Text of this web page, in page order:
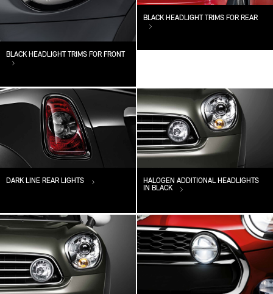
BLACK HEADLIGHT TRIMS FOR FRONT
BLACK HEADLIGHT TRIMS FOR REAR
DARK LINE REAR LIGHTS
HALOGEN ADDITIONAL HEADLIGHTS
IN BLACK